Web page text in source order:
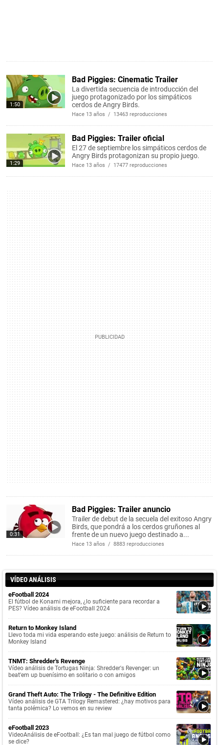
1:50
Bad Piggies: Cinematic Trailer
La divertida secuencia de introducción del
juego protagonizado por los simpáticos
cerdos de Angry Birds.
Hace 13 años / 13463 reproducciones
1:29
Bad Piggies: Trailer oficial
El 27 de septiembre los simpáticos cerdos de
Angry Birds protagonizan su propio juego.
Hace 13 años / 17477 reproducciones
0:31
Bad Piggies: Trailer anuncio
Trailer de debut de la secuela del exitoso Angry
Birds, que pondrá a los cerdos gruñones al
frente de un nuevo juego destinado a...
Hace 13 años / 8883 reproducciones
VÍDEO ANÁLISIS
eFootball 2024
El fútbol de Konami mejora, ¿lo suficiente para recordar a
PES? Vídeo análisis de eFootball 2024
Return to Monkey Island
Llevo toda mi vida esperando este juego: análisis de Return to
Monkey Island
TNMT: Shredder's Revenge
Vídeo análisis de Tortugas Ninja: Shredder's Revenger: un
beat'em up buenísimo en solitario o con amigos
Grand Theft Auto: The Trilogy - The Definitive Edition
Vídeo análisis de GTA Trilogy Remastered: ¿hay motivos para
tanta polémica? Lo vemos en su review
eFootball 2023
VideoAnálisis de eFootball: ¿Es tan mal juego de fútbol como
se dice?